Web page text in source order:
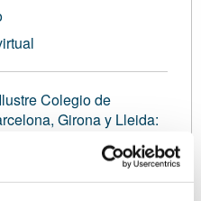
Colegio de
Girona y Lleida:
de Graduados
€